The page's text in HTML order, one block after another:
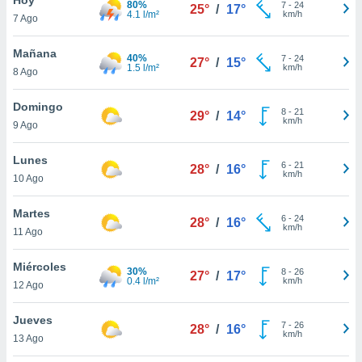
en
más
nuestra
de
cookies
aceptar
7 Ago
80%
4.1 l/m²
25° / 17° 7- 24
km/h
Mañana
8 Ago
40%
1.5 l/m²
27° / 15° 7- 24
km/h
Domingo
9 Ago
29° / 14° 8- 21
km/h
Lunes
10 Ago
28° / 16° 6- 21
km/h
Martes
11 Ago
28° / 16° 6- 24
km/h
Miércoles
12 Ago
30%
0.4 l/m²
27° / 17° 8- 26
km/h
Jueves
13 Ago
28° / 16° 7- 26
km/h